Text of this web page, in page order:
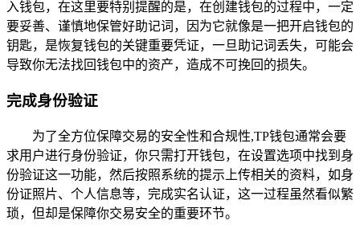
入钱包，在这里要特别提醒的是，在创建钱包的过程中，一定
要妥善、谨慎地保管好助记词，因为它就像是一把开启钱包的
钥匙，是恢复钱包的关键重要凭证，一旦助记词丢失，可能会
导致你无法找回钱包中的资产，造成不可挽回的损失。
完成身份验证
为了全方位保障交易的安全性和合规性,TP钱包通常会要
求用户进行身份验证，你只需打开钱包，在设置选项中找到身
份验证这一功能，然后按照系统的提示上传相关的资料，如身
份证照片、个人信息等，完成实名认证，这一过程虽然看似繁
琐，但却是保障你交易安全的重要环节。